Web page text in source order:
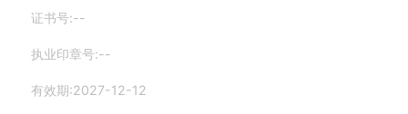
证书号:--
执业印章号:--
有效期:2027-12-12